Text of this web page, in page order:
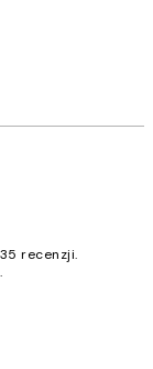
recenzji.